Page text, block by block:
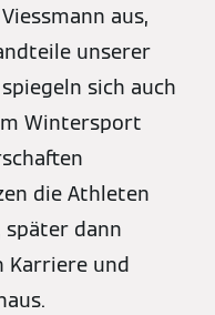
aus,
unserer
sich auch
Wintersport
die Athleten
später dann
Karriere und